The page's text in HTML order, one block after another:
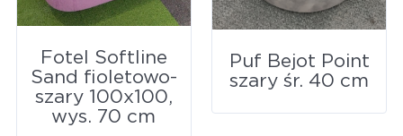
Fotel Softline
Sand fioletowo-
szary 100x100,
wys. 70 cm
Puf Bejot Point
szary śr. 40 cm